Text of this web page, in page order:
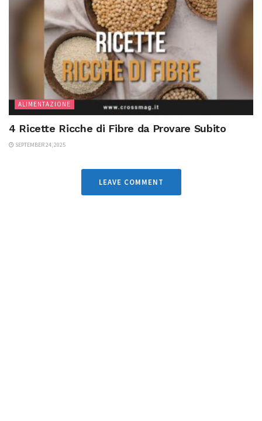
ALIMENTAZIONE
4 Ricette Ricche di Fibre da Provare Subito
SEPTEMBER 24, 2025
LEAVE COMMENT